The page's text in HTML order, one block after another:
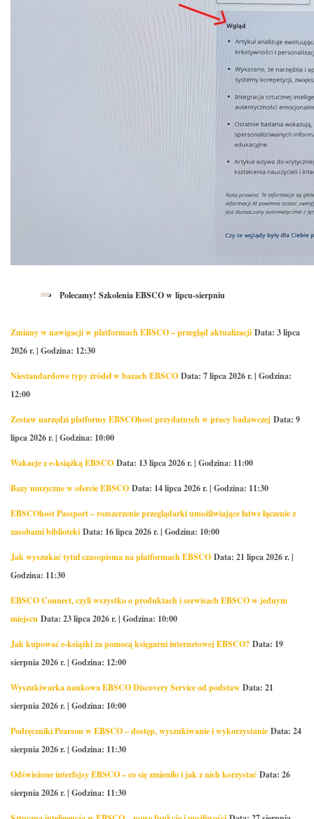
Polecamy! Szkolenia EBSCO w lipcu-sierpniu
Zmiany w nawigacji w platformach EBSCO – przegląd aktualizacji Data: 3 lipca
2026 r. | Godzina: 12:30
Niestandardowe typy źródeł w bazach EBSCO Data: 7 lipca 2026 r. | Godzina:
12:00
Zestaw narzędzi platformy EBSCOhost przydatnych w pracy badawczej Data: 9
lipca 2026 r. | Godzina: 10:00
Wakacje z e-książką EBSCO Data: 13 lipca 2026 r. | Godzina: 11:00
Bazy muzyczne w ofercie EBSCO Data: 14 lipca 2026 r. | Godzina: 11:30
EBSCOhost Passport – rozszerzenie przeglądarki umożliwiające łatwe łączenie z
zasobami biblioteki Data: 16 lipca 2026 r. | Godzina: 10:00
Jak wyszukać tytuł czasopisma na platformach EBSCO Data: 21 lipca 2026 r. |
Godzina: 11:30
EBSCO Connect, czyli wszystko o produktach i serwisach EBSCO w jednym
miejscu Data: 23 lipca 2026 r. | Godzina: 10:00
Jak kupować e-książki za pomocą księgarni internetowej EBSCO? Data: 19
sierpnia 2026 r. | Godzina: 12:00
Wyszukiwarka naukowa EBSCO Discovery Service od podstaw Data: 21
sierpnia 2026 r. | Godzina: 10:00
Podręczniki Pearson w EBSCO – dostęp, wyszukiwanie i wykorzystanie Data: 24
sierpnia 2026 r. | Godzina: 11:30
Odświeżone interfejsy EBSCO – co się zmieniło i jak z nich korzystać Data: 26
sierpnia 2026 r. | Godzina: 11:30